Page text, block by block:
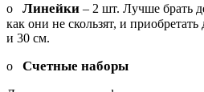
o Линейки – 2 шт. Лучше брать
как они не скользят, и
и 30 см.
o Счетные наборы